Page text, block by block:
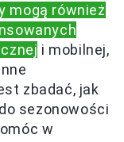
mogą również
i mobilnej,
zbadać, jak
sezonowości
w